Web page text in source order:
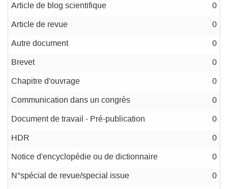
Article de blog scientifique 0
Article de revue 0
Autre document 0
Brevet 0
Chapitre d'ouvrage 0
Communication dans un congrès 0
Document de travail - Pré-publication 0
HDR 0
Notice d'encyclopédie ou de dictionnaire 0
N°spécial de revue/special issue 0